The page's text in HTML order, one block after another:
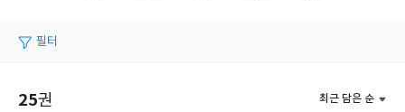
필터
최근 담은 순
25권